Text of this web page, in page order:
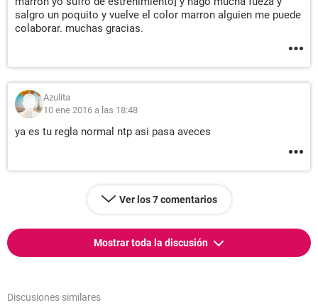
salgro un poquito y vuelve el color marron alguien me puede
colaborar. muchas gracias.
Azulita
10 ene 2016 a las 18:48
ya es tu regla normal ntp asi pasa aveces
Ver los 7 comentarios
Mostrar toda la discusión
Discusiones similares